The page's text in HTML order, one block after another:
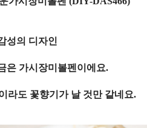
성의 디자인
은 가시장미볼펜이에요.
라도 꽃향기가 날 것만 같네요.